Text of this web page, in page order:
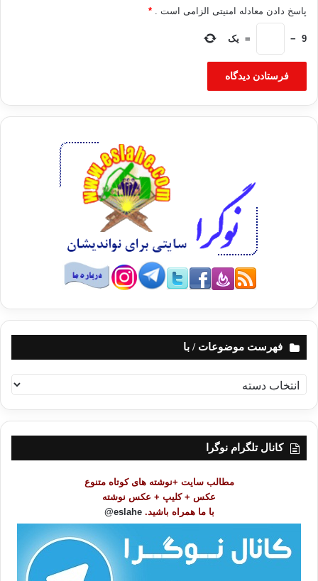
پاسخ دادن معادله امنیتی الزامی است . *
9
−
= یک
فهرست موضوعات / با
ه
ر
کانال تلگرام نوگرا
مطالب سایت +نوشته های کوتاه متنوع
عکس + کلیپ + عکس نوشته
با ما همراه باشید. eslahe@